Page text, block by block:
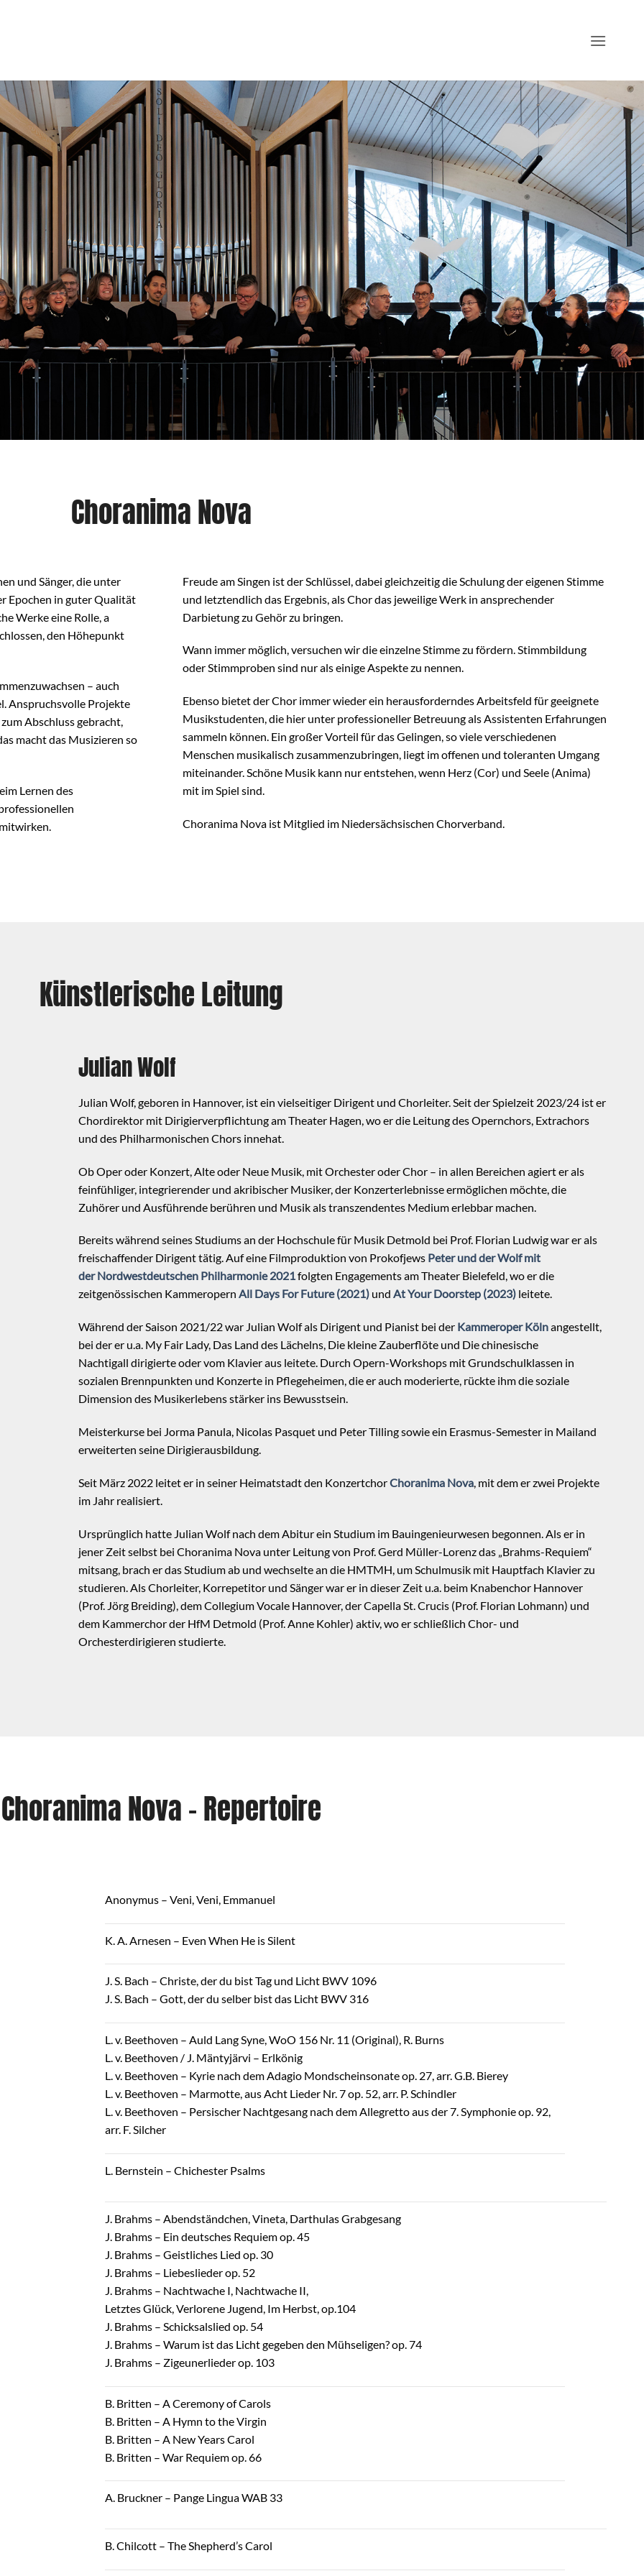
Choranima Nova
und Sänger, die unter
Epochen in guter Qualität
Werke eine Rolle, a
den Höhepunkt
– auch
Anspruchsvolle Projekte
Abschluss gebracht,
macht das Musizieren so
Lernen des
Freude am Singen ist der Schlüssel, dabei gleichzeitig die Schulung der eigenen Stimme
und letztendlich das Ergebnis, als Chor das jeweilige Werk in ansprechender
Darbietung zu Gehör zu bringen.
Wann immer möglich, versuchen wir die einzelne Stimme zu fördern. Stimmbildung
oder Stimmproben sind nur als einige Aspekte zu nennen.
Ebenso bietet der Chor immer wieder ein herausforderndes Arbeitsfeld für geeignete
Musikstudenten, die hier unter professioneller Betreuung als Assistenten Erfahrungen
sammeln können. Ein großer Vorteil für das Gelingen, so viele verschiedenen
Menschen musikalisch zusammenzubringen, liegt im offenen und toleranten Umgang
miteinander. Schöne Musik kann nur entstehen, wenn Herz (Cor) und Seele (Anima)
mit im Spiel sind.
Choranima Nova ist Mitglied im Niedersächsischen Chorverband.
Künstlerische Leitung
Julian Wolf
Julian Wolf, geboren in Hannover, ist ein vielseitiger Dirigent und Chorleiter. Seit der Spielzeit 2023/24 ist er
Chordirektor mit Dirigierverpflichtung am Theater Hagen, wo er die Leitung des Opernchors, Extrachors
und des Philharmonischen Chors innehat.
Ob Oper oder Konzert, Alte oder Neue Musik, mit Orchester oder Chor – in allen Bereichen agiert er als
feinfühliger, integrierender und akribischer Musiker, der Konzerterlebnisse ermöglichen möchte, die
Zuhörer und Ausführende berühren und Musik als transzendentes Medium erlebbar machen.
Bereits während seines Studiums an der Hochschule für Musik Detmold bei Prof. Florian Ludwig war er als
freischaffender Dirigent tätig. Auf eine Filmproduktion von Prokofjews Peter und der Wolf mit
der Nordwestdeutschen Philharmonie 2021folgten Engagements am Theater Bielefeld, wo er die
zeitgenössischen Kammeropern All Days For Future (2021)und At Your Doorstep (2023)leitete.
Während der Saison 2021/22 war Julian Wolf als Dirigent und Pianist bei der Kammeroper Kölnangestellt,
bei der er u.a. My Fair Lady, Das Land des Lächelns, Die kleine Zauberflöte und Die chinesische
Nachtigall dirigierte oder vom Klavier aus leitete. Durch Opern-Workshops mit Grundschulklassen in
sozialen Brennpunkten und Konzerte in Pflegeheimen, die er auch moderierte, rückte ihm die soziale
Dimension des Musikerlebens stärker ins Bewusstsein.
Meisterkurse bei Jorma Panula, Nicolas Pasquet und Peter Tilling sowie ein Erasmus-Semester in Mailand
erweiterten seine Dirigierausbildung.
Seit März 2022 leitet er in seiner Heimatstadt den KonzertchorChoranima Nova, mit dem er zwei Projekte
im Jahr realisiert.
Ursprünglich hatte Julian Wolf nach dem Abitur ein Studium im Bauingenieurwesen begonnen. Als er in
jener Zeit selbst bei Choranima Nova unter Leitung von Prof. Gerd Müller-Lorenz das „Brahms-Requiem“
mitsang, brach er das Studium ab und wechselte an die HMTMH, um Schulmusik mit Hauptfach Klavier zu
studieren. Als Chorleiter, Korrepetitor und Sänger war er in dieser Zeit u.a. beim Knabenchor Hannover
(Prof. Jörg Breiding), dem Collegium Vocale Hannover, der Capella St. Crucis (Prof. Florian Lohmann) und
dem Kammerchor der HfM Detmold (Prof. Anne Kohler) aktiv, wo er schließlich Chor- und
Orchesterdirigieren studierte.
Choranima Nova – Repertoire
Anonymus – Veni, Veni, Emmanuel
K. A. Arnesen – Even When He is Silent
J. S. Bach – Christe, der du bist Tag und Licht BWV 1096
J. S. Bach – Gott, der du selber bist das Licht BWV 316
L. v. Beethoven – Auld Lang Syne, WoO 156 Nr. 11 (Original), R. Burns
L. v. Beethoven / J. Mäntyjärvi – Erlkönig
L. v. Beethoven – Kyrie nach dem Adagio Mondscheinsonate op. 27, arr. G.B. Bierey
L. v. Beethoven – Marmotte, aus Acht Lieder Nr. 7 op. 52, arr. P. Schindler
L. v. Beethoven – Persischer Nachtgesang nach dem Allegretto aus der 7. Symphonie op. 92,
arr. F. Silcher
L. Bernstein – Chichester Psalms
J. Brahms – Abendständchen, Vineta, Darthulas Grabgesang
J. Brahms – Ein deutsches Requiem op. 45
J. Brahms – Geistliches Lied op. 30
J. Brahms – Liebeslieder op. 52
J. Brahms – Nachtwache I, Nachtwache II,
Letztes Glück, Verlorene Jugend, Im Herbst, op.104
J. Brahms – Schicksalslied op. 54
J. Brahms – Warum ist das Licht gegeben den Mühseligen? op. 74
J. Brahms – Zigeunerlieder op. 103
B. Britten – A Ceremony of Carols
B. Britten – A Hymn to the Virgin
B. Britten – A New Years Carol
B. Britten – War Requiem op. 66
A. Bruckner – Pange Lingua WAB 33
B. Chilcott – The Shepherd’s Carol